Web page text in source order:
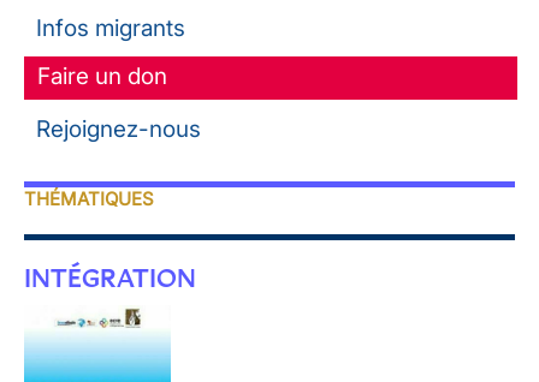
Infos migrants
Faire un don
Rejoignez-nous
THÉMATIQUES
INTÉGRATION